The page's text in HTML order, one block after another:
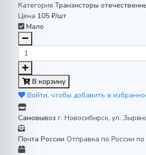
Категория Транзисторы
Цена 105 ₽/шт
Мало
В корзину
Войти, чтобы добавить в
Самовывоз г. Новосибирск, ул.
Почта России Отправка по России